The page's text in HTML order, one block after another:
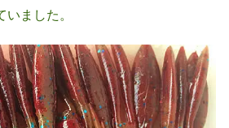
ました。